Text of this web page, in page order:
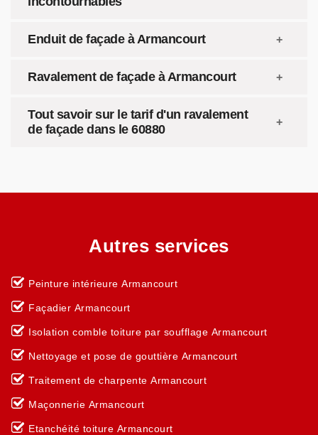
Enduit de façade à Armancourt
Ravalement de façade à Armancourt
Tout savoir sur le tarif d'un ravalement
de façade dans le 60880
Autres services
Peinture intérieure Armancourt
Façadier Armancourt
Isolation comble toiture par soufflage Armancourt
Nettoyage et pose de gouttière Armancourt
Traitement de charpente Armancourt
Maçonnerie Armancourt
Etanchéité toiture Armancourt